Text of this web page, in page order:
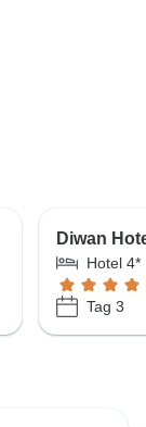
Diwan
Hotel 4*
Tag 3